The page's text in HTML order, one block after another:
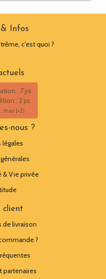
Infos
c'est quoi ?
: 7 jrs
: 2 jrs
max J+2)
nous ?
Vie privée
client
de livraison
?
partenaires